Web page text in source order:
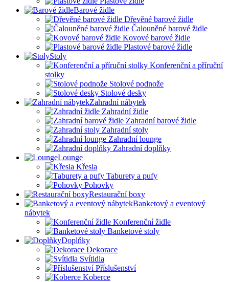
Barové židle
Dřevěné barové židle
Čalouněné barové židle
Kovové barové židle
Plastové barové židle
Stoly
Konferenční a příruční
stolky
Stolové podnože
Stolové desky
Zahradní nábytek
Zahradní židle
Zahradní barové židle
Zahradní stoly
Zahradní lounge
Zahradní doplňky
Lounge
Křesla
Taburety a pufy
Pohovky
Restaurační boxy
Banketový a eventový
nábytek
Konferenční židle
Banketové stoly
Doplňky
Dekorace
Svítidla
Příslušenství
Koberce